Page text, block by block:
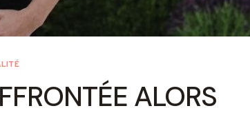
ALORS